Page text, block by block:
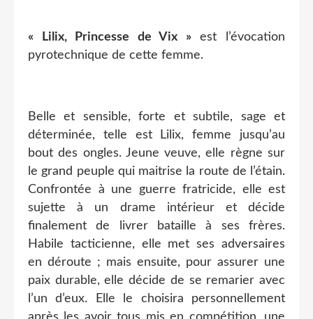
« Lilix, Princesse de Vix »est l’évocation
pyrotechnique de cette femme.
Belle et sensible, forte et subtile, sage et
déterminée, telle est Lilix, femme jusqu’au
bout des ongles. Jeune veuve, elle règne sur
le grand peuple qui maitrise la route de l’étain.
Confrontée à une guerre fratricide, elle est
sujette à un drame intérieur et décide
finalement de livrer bataille à ses frères.
Habile tacticienne, elle met ses adversaires
en déroute ; mais ensuite, pour assurer une
paix durable, elle décide de se remarier avec
l’un d’eux. Elle le choisira personnellement